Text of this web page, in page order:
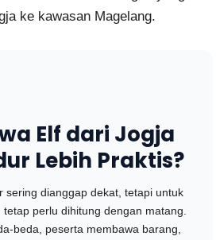
ke kawasan Magelang.
Elf dari Jogja
Lebih Praktis?
sering dianggap dekat, tetapi untuk
perlu dihitung dengan matang.
beda, peserta membawa barang,